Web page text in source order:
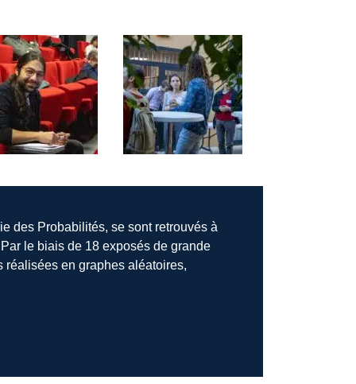
des Probabilités, se sont retrouvés à
le biais de 18 exposés de grande
en graphes aléatoires,